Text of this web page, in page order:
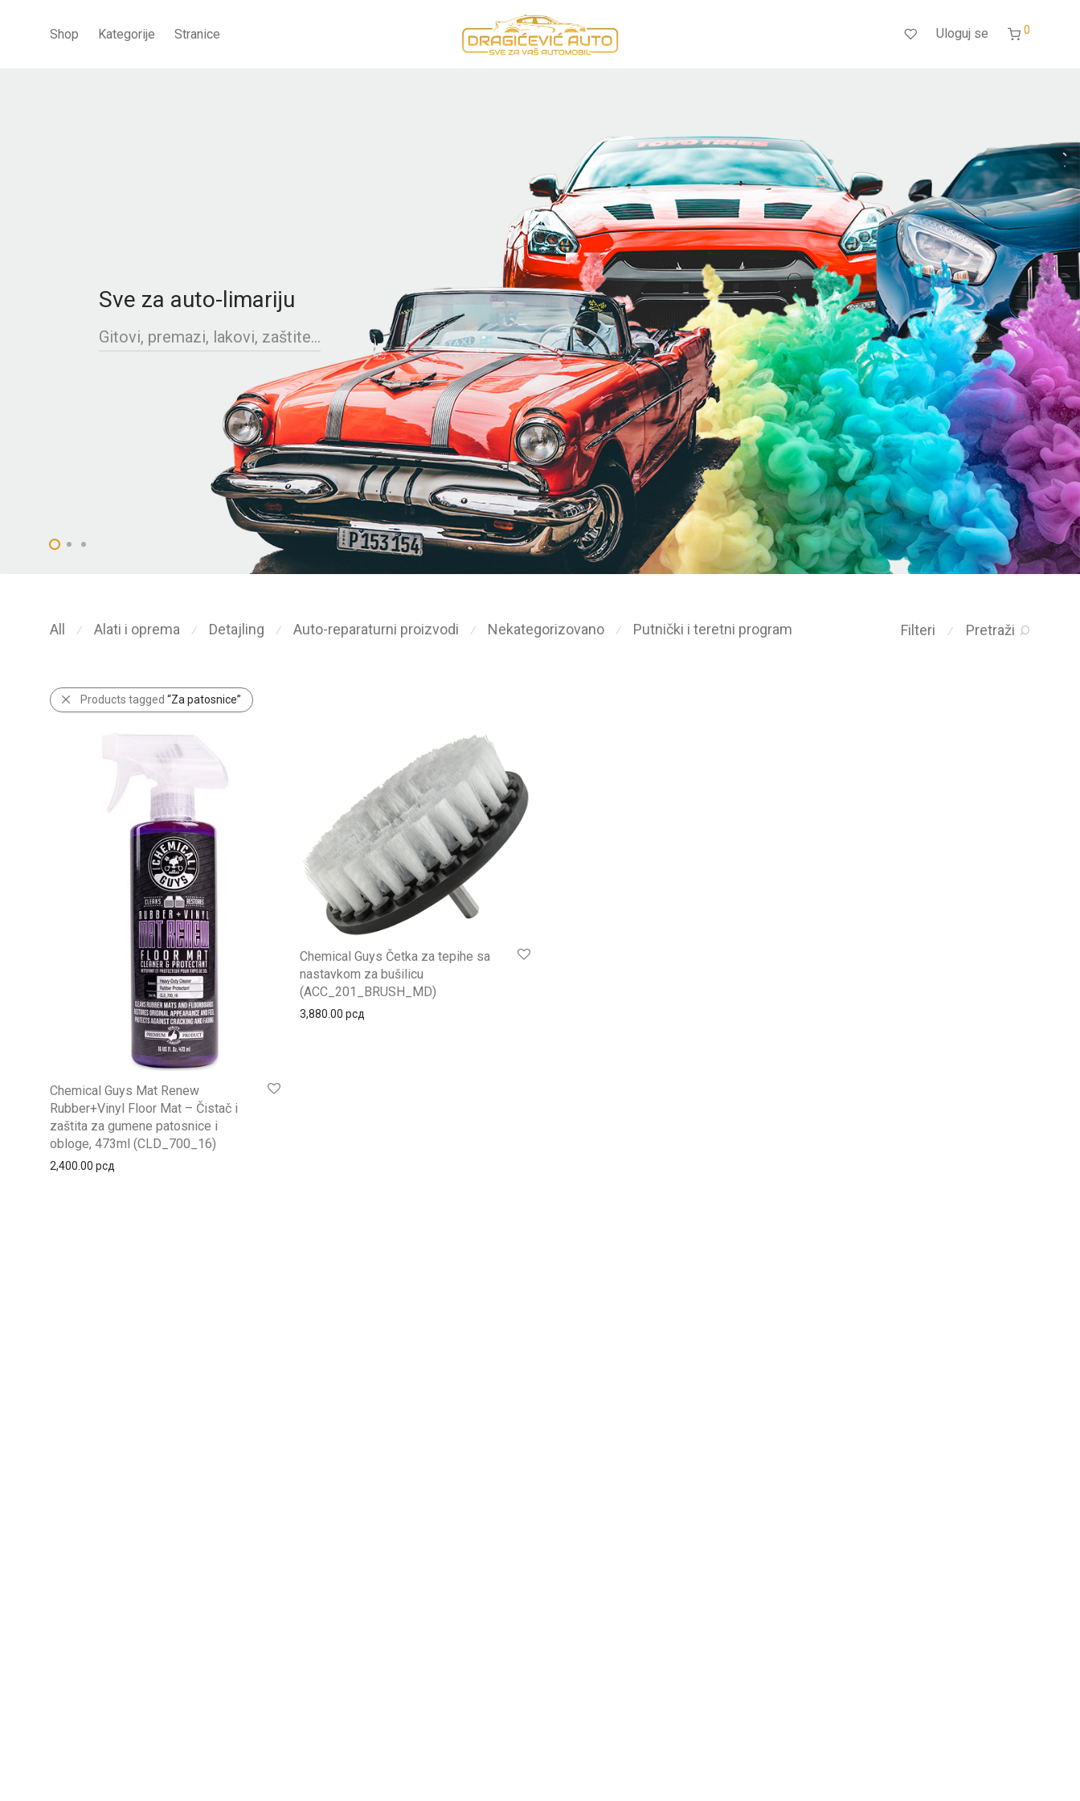
Shop Kategorije Stranice Uloguj se 0
Sve za auto-limariju
Gitovi, premazi, lakovi, zaštite...
Filteri ⁄ Pretraži
All ⁄ Alati i oprema ⁄ Detajling ⁄ Auto-reparaturni proizvodi ⁄ Nekategorizovano ⁄ Putnički i teretni program
Products tagged “Za patosnice”
Chemical Guys Mat Renew
Rubber+Vinyl Floor Mat – Čistač i
zaštita za gumene patosnice i
obloge, 473ml (CLD_700_16)
2,400.00 рсд
Chemical Guys Četka za tepihe sa
nastavkom za bušilicu
(ACC_201_BRUSH_MD)
3,880.00 рсд